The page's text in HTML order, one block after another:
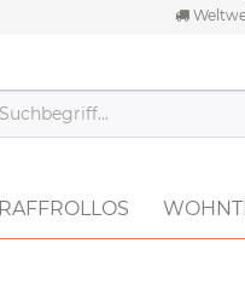
RAFFROLLOS